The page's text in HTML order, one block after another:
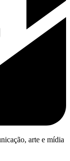
arte e mídia